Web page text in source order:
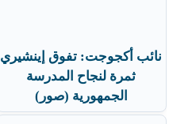
نائب أكجوجت: تفوق إينشيري
ثمرة لنجاح المدرسة
الجمهورية (صور)